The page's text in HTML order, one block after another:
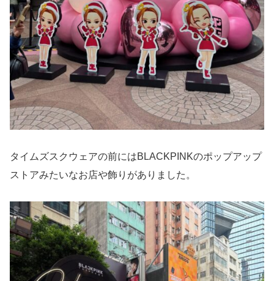
タイムズスクウェアの前にはBLACKPINKのポップアップ
ストアみたいなお店や飾りがありました。